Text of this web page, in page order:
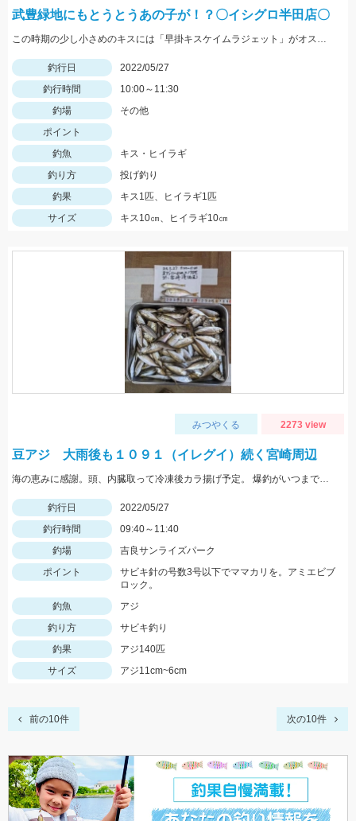
武豊緑地にもとうとうあの子が！？〇イシグロ半田店〇
この時期の少し小さめのキスには「早掛キスケイムラジェット」がオススメ！ 武豊緑地でも小型ですがキスが釣れ始めました！皆さんも是非、チャレンジしてみてください！！
釣行日
2022/05/27
釣行時間
10:00～11:30
釣場
その他
ポイント
釣魚
キス・ヒイラギ
釣り方
投げ釣り
釣果
キス1匹、ヒイラギ1匹
サイズ
キス10㎝、ヒイラギ10㎝
みつやくる 2273 view
豆アジ 大雨後も１０９１（イレグイ）続く宮崎周辺
海の恵みに感謝。頭、内臓取って冷凍後カラ揚げ予定。 爆釣がいつまで続くか見守りたい。
釣行日
2022/05/27
釣行時間
09:40～11:40
釣場
吉良サンライズパーク
ポイント
サビキ針の号数3号以下でママカリを。アミエビブ
ロック。
釣魚
アジ
釣り方
サビキ釣り
釣果
アジ140匹
サイズ
アジ11cm~6cm
前の10件 次の10件